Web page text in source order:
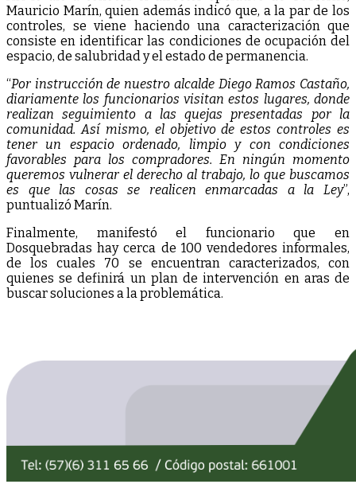
Mauricio Marín, quien además indicó que, a la par de los
controles, se viene haciendo una caracterización que
consiste en identificar las condiciones de ocupación del
espacio, de salubridad y el estado de permanencia.
“Por instrucción de nuestro alcalde Diego Ramos Castaño,
diariamente los funcionarios visitan estos lugares, donde
realizan seguimiento a las quejas presentadas por la
comunidad. Así mismo, el objetivo de estos controles es
tener un espacio ordenado, limpio y con condiciones
favorables para los compradores. En ningún momento
queremos vulnerar el derecho al trabajo, lo que buscamos
es que las cosas se realicen enmarcadas a la Ley”,
puntualizó Marín.
Finalmente, manifestó el funcionario que en
Dosquebradas hay cerca de 100 vendedores informales,
de los cuales 70 se encuentran caracterizados, con
quienes se definirá un plan de intervención en aras de
buscar soluciones a la problemática.